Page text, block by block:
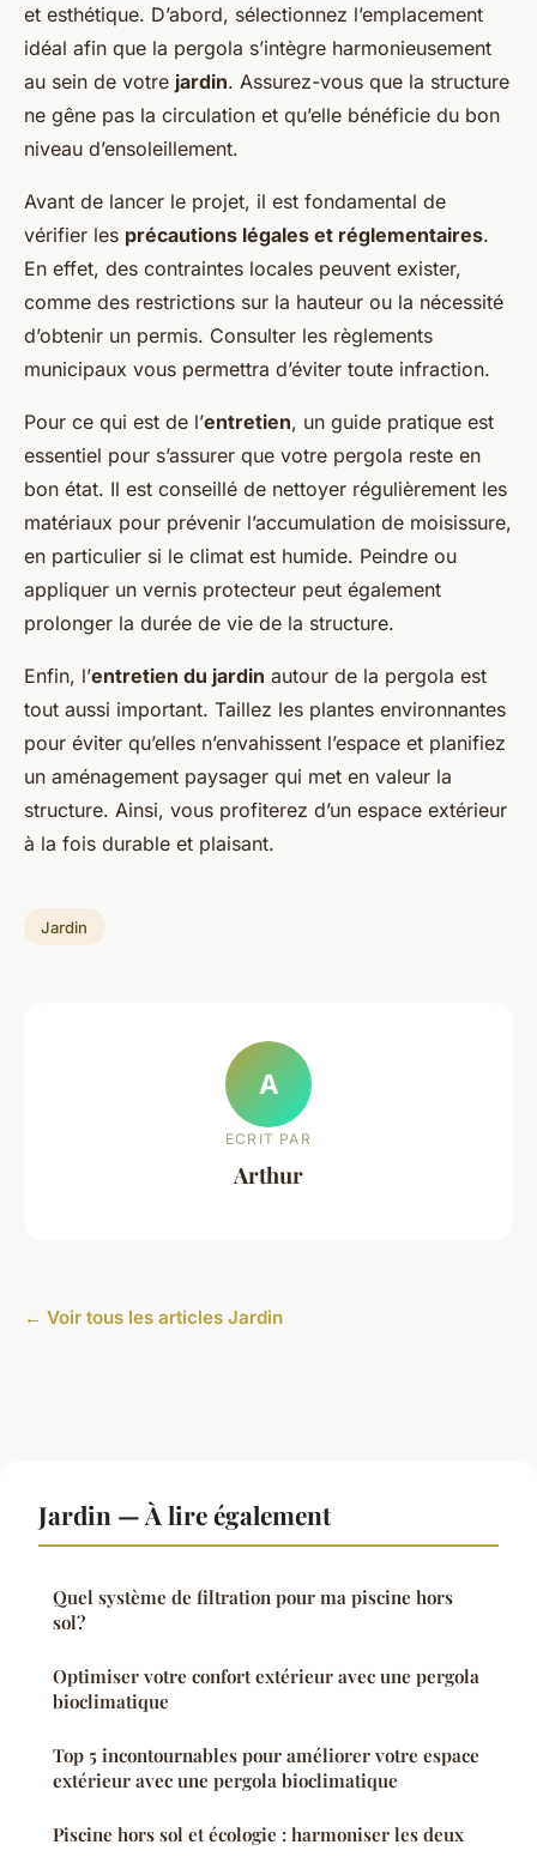
et esthétique. D’abord, sélectionnez l’emplacement
idéal afin que la pergola s’intègre harmonieusement
au sein de votre jardin. Assurez-vous que la structure
ne gêne pas la circulation et qu’elle bénéficie du bon
niveau d’ensoleillement.
Avant de lancer le projet, il est fondamental de
vérifier les précautions légales et réglementaires.
En effet, des contraintes locales peuvent exister,
comme des restrictions sur la hauteur ou la nécessité
d’obtenir un permis. Consulter les règlements
municipaux vous permettra d’éviter toute infraction.
Pour ce qui est de l’entretien, un guide pratique est
essentiel pour s’assurer que votre pergola reste en
bon état. Il est conseillé de nettoyer régulièrement les
matériaux pour prévenir l’accumulation de moisissure,
en particulier si le climat est humide. Peindre ou
appliquer un vernis protecteur peut également
prolonger la durée de vie de la structure.
Enfin, l’entretien du jardin autour de la pergola est
tout aussi important. Taillez les plantes environnantes
pour éviter qu’elles n’envahissent l’espace et planifiez
un aménagement paysager qui met en valeur la
structure. Ainsi, vous profiterez d’un espace extérieur
à la fois durable et plaisant.
Jardin
A
ECRIT PAR
Arthur
← Voir tous les articles Jardin
Jardin — À lire également
Quel système de filtration pour ma piscine hors
sol?
Optimiser votre confort extérieur avec une pergola
bioclimatique
Top 5 incontournables pour améliorer votre espace
extérieur avec une pergola bioclimatique
Piscine hors sol et écologie : harmoniser les deux